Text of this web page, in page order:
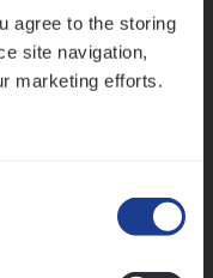
agree to the storing
site navigation,
marketing efforts.
— Soci­al